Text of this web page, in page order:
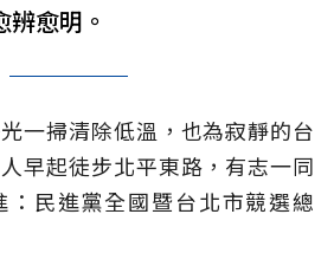
愈明。
一掃清除低溫，也為寂靜的台
早起徒步北平東路，有志一同
：民進黨全國暨台北市競選總